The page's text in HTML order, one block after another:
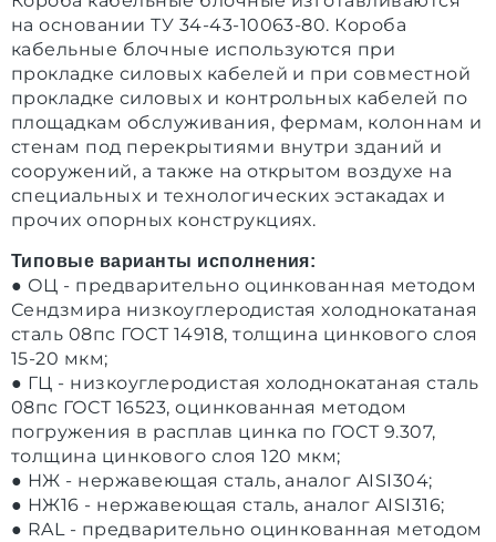
на основании ТУ 34-43-10063-80. Короба
кабельные блочные используются при
прокладке силовых кабелей и при совместной
прокладке силовых и контрольных кабелей по
площадкам обслуживания, фермам, колоннам и
стенам под перекрытиями внутри зданий и
сооружений, а также на открытом воздухе на
специальных и технологических эстакадах и
прочих опорных конструкциях.
Типовые варианты исполнения:
● ОЦ - предварительно оцинкованная методом
Сендзмира низкоуглеродистая холоднокатаная
сталь 08пс ГОСТ 14918, толщина цинкового слоя
15-20 мкм;
● ГЦ - низкоуглеродистая холоднокатаная сталь
08пс ГОСТ 16523, оцинкованная методом
погружения в расплав цинка по ГОСТ 9.307,
толщина цинкового слоя 120 мкм;
● НЖ - нержавеющая сталь, аналог AISI304;
● НЖ16 - нержавеющая сталь, аналог AISI316;
● RAL - предварительно оцинкованная методом